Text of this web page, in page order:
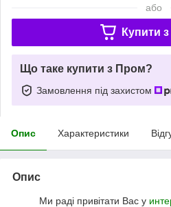
або
Купити з
Що таке купити з Пром?
Замовлення під захистом
Опис Характеристики
Опис
Ми раді привітати Вас у